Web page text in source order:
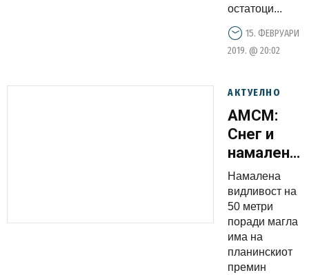
остатоци...
15. ФЕВРУАРИ
2019. @ 20:02
АКТУЕЛНО
АМСМ:
Снег и
намалена
видливост
на
патиштата
Намалена
видливост на
50 метри
поради магла
има на
планинскиот
премин